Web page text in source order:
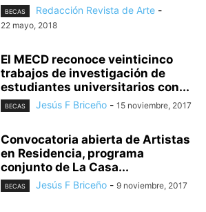
BECAS Redacción Revista de Arte -
22 mayo, 2018
El MECD reconoce veinticinco
trabajos de investigación de
estudiantes universitarios con...
BECAS Jesús F Briceño - 15 noviembre, 2017
Convocatoria abierta de Artistas
en Residencia, programa
conjunto de La Casa...
BECAS Jesús F Briceño - 9 noviembre, 2017